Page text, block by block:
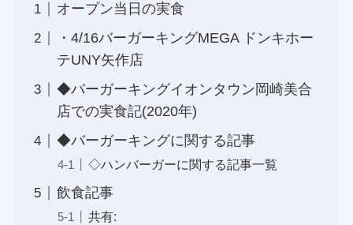
オープン当日の実食
・4/16バーガーキングMEGA ドンキホー
テUNY矢作店
◆バーガーキングイオンタウン岡崎美合
店での実食記(2020年)
◆バーガーキングに関する記事
◇ハンバーガーに関する記事一覧
飲食記事
共有: